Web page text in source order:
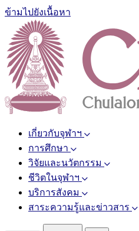
ข้ามไปยังเนื้อหา
เกี่ยวกับจุฬาฯ
การศึกษา
วิจัยและนวัตกรรม
ชีวิตในจุฬาฯ
บริการสังคม
สาระความรู้และข่าวสาร